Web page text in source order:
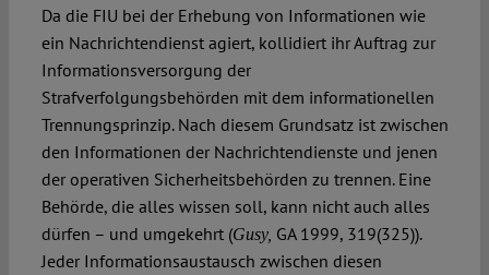
Da die FIU bei der Erhebung von Informationen wie
ein Nachrichtendienst agiert, kollidiert ihr Auftrag zur
Informationsversorgung der
Strafverfolgungsbehörden mit dem informationellen
Trennungsprinzip. Nach diesem Grundsatz ist zwischen
den Informationen der Nachrichtendienste und jenen
der operativen Sicherheitsbehörden zu trennen. Eine
Behörde, die alles wissen soll, kann nicht auch alles
dürfen – und umgekehrt (Gusy, GA 1999, 319(325)).
Jeder Informationsaustausch zwischen diesen